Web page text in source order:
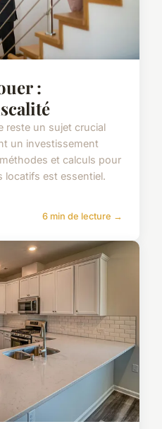
:
reste un sujet crucial
un investissement
et calculs pour
locatifs est essentiel.
6 min de lecture →